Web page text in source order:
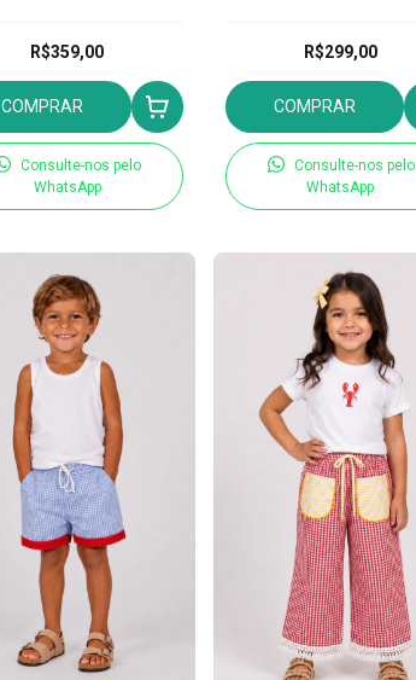
R$359,00
COMPRAR
Consulte-nos pelo
WhatsApp
R$299,00
COMPRAR
Consulte-nos pelo
WhatsApp